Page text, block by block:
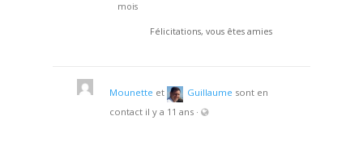
mois
Félicitations, vous êtes amies
Mounette et Guillaume sont en
contact il y a 11 ans·